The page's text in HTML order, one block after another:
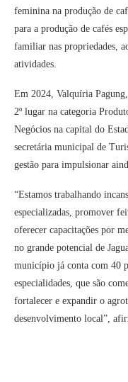
feminina na produção de
para a produção de cafés
familiar nas propriedades,
atividades.
Em 2024, Valquíria
2º lugar na categoria
Negócios na capital do
secretária municipal de
gestão para impulsionar
“Estamos trabalhando
especializadas, promover
oferecer capacitações por
no grande potencial de
município já conta com 40
especialidades, que são
fortalecer e expandir o
desenvolvimento local”,